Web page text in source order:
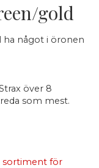
gold
ha något i öronen
över 8
som mest.
sortiment för